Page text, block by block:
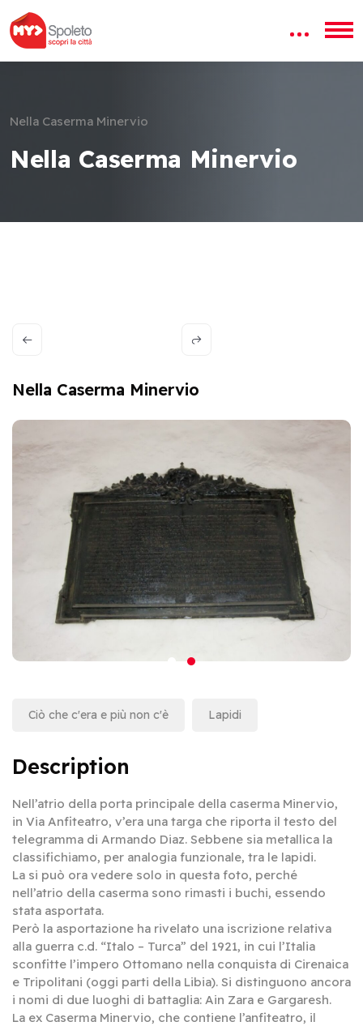
Nella Caserma Minervio
Nella Caserma Minervio
Nella Caserma Minervio
Ciò che c'era e più non c'è Lapidi
Description
Nell’atrio della porta principale della caserma Minervio,
in Via Anfiteatro, v’era una targa che riporta il testo del
telegramma di Armando Diaz. Sebbene sia metallica la
classifichiamo, per analogia funzionale, tra le lapidi.
La si può ora vedere solo in questa foto, perché
nell’atrio della caserma sono rimasti i buchi, essendo
stata asportata.
Però la asportazione ha rivelato una iscrizione relativa
alla guerra c.d. “Italo – Turca” del 1921, in cui l’Italia
sconfitte l’impero Ottomano nella conquista di Cirenaica
e Tripolitani (oggi parti della Libia). Si distinguono ancora
i nomi di due luoghi di battaglia: Ain Zara e Gargaresh.
La ex Caserma Minervio, che contiene l’anfiteatro, il